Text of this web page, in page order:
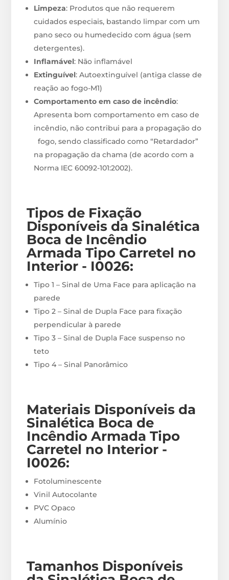
Limpeza: Produtos que não requerem
cuidados especiais, bastando limpar com um
pano seco ou humedecido com água (sem
detergentes).
Inflamável: Não inflamável
Extinguível: Autoextinguível (antiga classe de
reação ao fogo-M1)
Comportamento em caso de incêndio:
Apresenta bom comportamento em caso de
incêndio, não contribui para a propagação do
fogo, sendo classificado como “Retardador”
na propagação da chama (de acordo com a
Norma IEC 60092-101:2002).
Tipos de Fixação
Disponíveis da Sinalética
Boca de Incêndio
Armada Tipo Carretel no
Interior - I0026:
Tipo 1 – Sinal de Uma Face para aplicação na
parede
Tipo 2 – Sinal de Dupla Face para fixação
perpendicular à parede
Tipo 3 – Sinal de Dupla Face suspenso no
teto
Tipo 4 – Sinal Panorâmico
Materiais Disponíveis da
Sinalética Boca de
Incêndio Armada Tipo
Carretel no Interior -
I0026:
Fotoluminescente
Vinil Autocolante
PVC Opaco
Alumínio
Tamanhos Disponíveis